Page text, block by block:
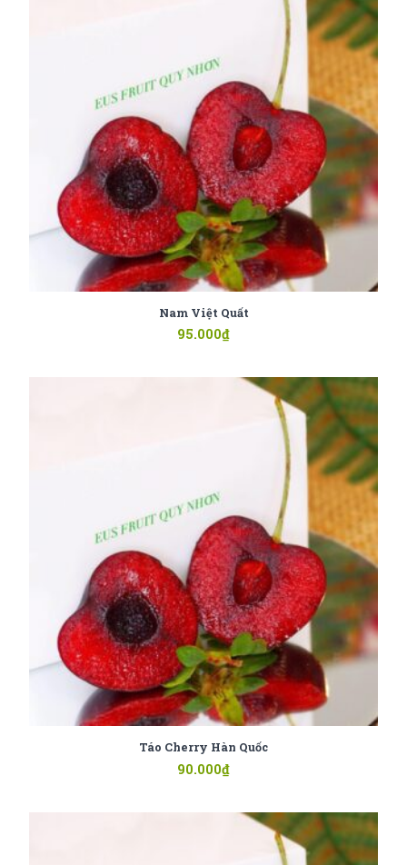
Nam Việt Quất
95.000₫
Táo Cherry Hàn Quốc
90.000₫